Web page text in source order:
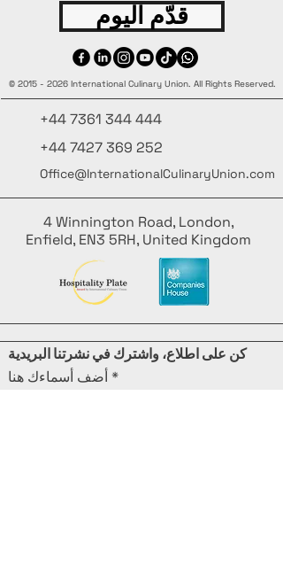
قدّم اليوم
© 2015 - 2026 International Culinary Union. All Rights Reserved.
+44 7361 344 444
+44 7427 369 252
Office@InternationalCulinaryUnion.com
4 Winnington Road, London,
Enfield, EN3 5RH, United Kingdom
كن على اطلاع، واشترك في نشرتنا البريدية
أضف أسماءك هنا